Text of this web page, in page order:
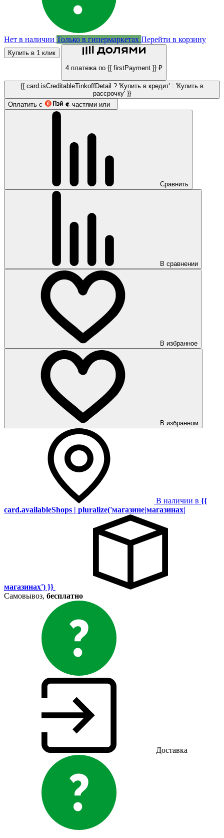
Нет в наличии Только в гипермаркетах Перейти в корзину
Купить в 1 клик
4 платежа по {{ firstPayment }} ₽
{{ card.isCreditableTinkoffDetail ? 'Купить в кредит' : 'Купить в
рассрочку' }}
Оплатить с
частями или
Сравнить
В сравнении
В избранное
В избранном
В наличии в {{
card.availableShops | pluralize('магазине|магазинах|
магазинах') }}
Самовывоз, бесплатно
Доставка